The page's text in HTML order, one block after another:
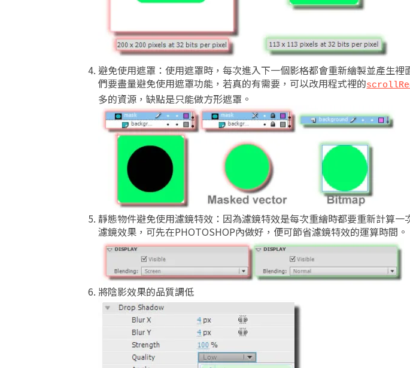
避免使用遮罩：使用遮罩時，每次進入下一個影格都會重新繪製並產生
們要盡量避免使用遮罩功能，若真的有需要，可以改用程式裡的
多的資源，缺點是只能做方形遮罩。
靜態物件避免使用濾鏡特效：因為濾鏡特效是每次重繪時都要重新計算
濾鏡效果，可先在PHOTOSHOP內做好，便可節省濾鏡特效的運算時間。
將陰影效果的品質調低